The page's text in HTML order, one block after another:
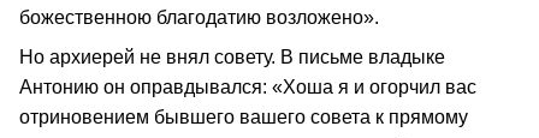
божественною благодатию возложено».
Но архиерей не внял совету. В письме владыке
Антонию он оправдывался: «Хоша я и огорчил вас
отриновением бывшего вашего совета к прямому